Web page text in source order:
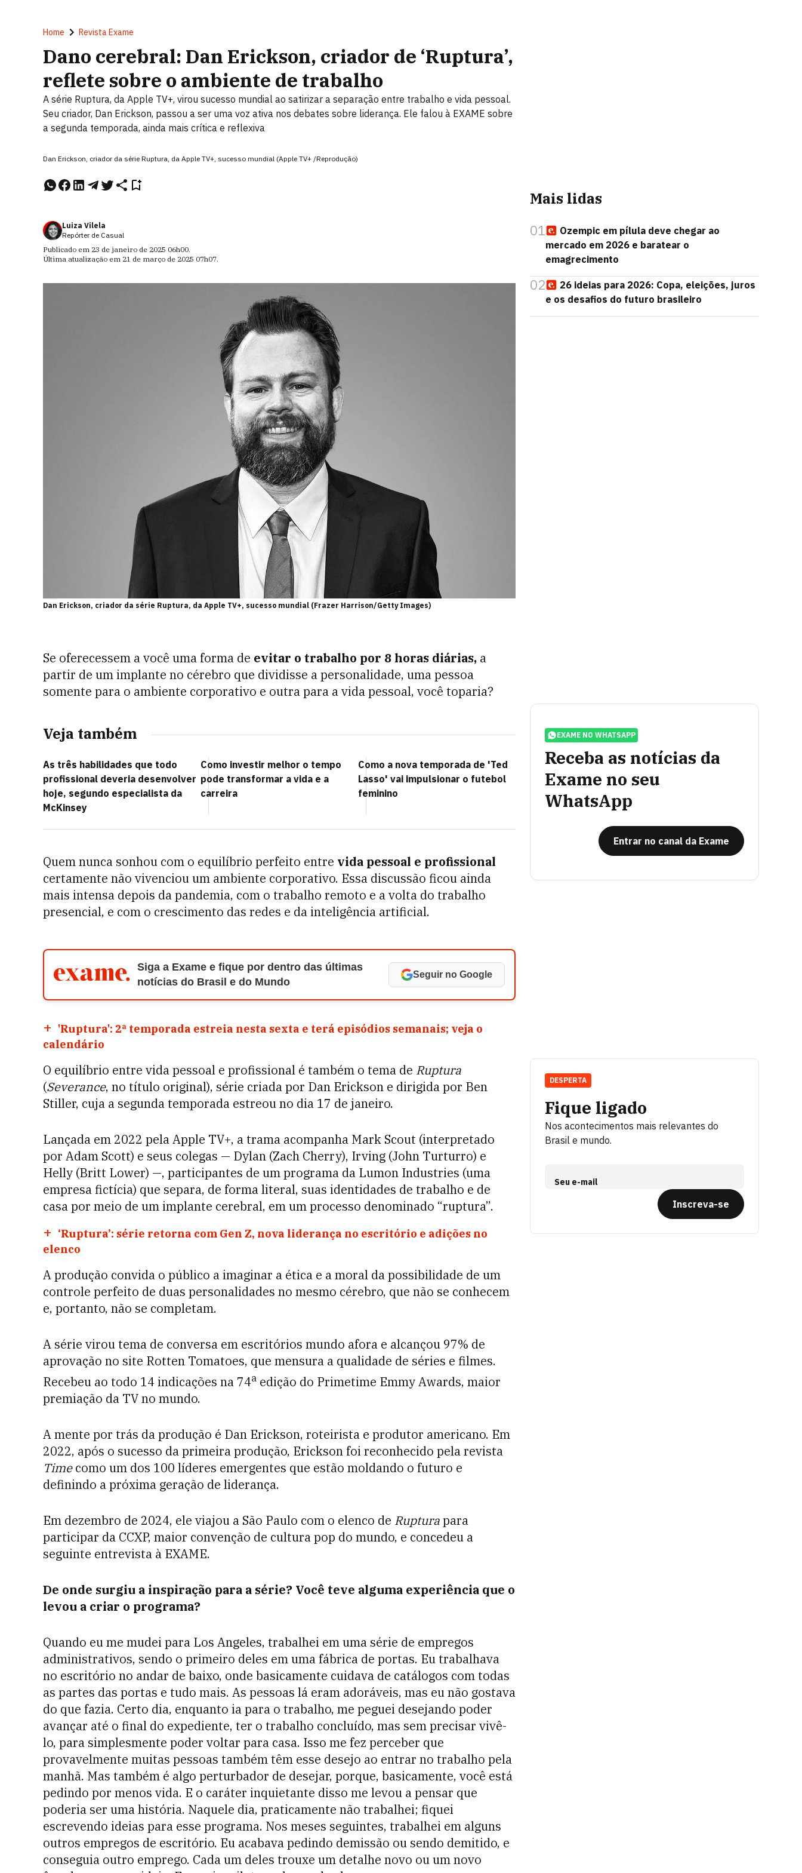
Home Revista Exame
Dano cerebral: Dan Erickson, criador de ‘Ruptura’,
reflete sobre o ambiente de trabalho
A série Ruptura, da Apple TV+, virou sucesso mundial ao satirizar a separação entre trabalho e vida pessoal.
Seu criador, Dan Erickson, passou a ser uma voz ativa nos debates sobre liderança. Ele falou à EXAME sobre
a segunda temporada, ainda mais crítica e reflexiva
Dan Erickson, criador da série Ruptura, da Apple TV+, sucesso mundial (Apple TV+ /Reprodução)
Luiza Vilela
Repórter de Casual
Publicado em 23 de janeiro de 2025 06h00.
Última atualização em 21 de março de 2025 07h07.
Dan Erickson, criador da série Ruptura, da Apple TV+, sucesso mundial (Frazer Harrison/Getty Images)
Se oferecessem a você uma forma de evitar o trabalho por 8 horas diárias, a
partir de um implante no cérebro que dividisse a personalidade, uma pessoa
somente para o ambiente corporativo e outra para a vida pessoal, você toparia?
Veja também
As três habilidades que todo
profissional deveria desenvolver
hoje, segundo especialista da
McKinsey
Como investir melhor o tempo
pode transformar a vida e a
carreira
Como a nova temporada de 'Ted
Lasso' vai impulsionar o futebol
feminino
Quem nunca sonhou com o equilíbrio perfeito entre vida pessoal e profissional
certamente não vivenciou um ambiente corporativo. Essa discussão ficou ainda
mais intensa depois da pandemia, com o trabalho remoto e a volta do trabalho
presencial, e com o crescimento das redes e da inteligência artificial.
Siga a Exame e fique por dentro das últimas
notícias do Brasil e do Mundo
Seguir no Google
'Ruptura': 2ª temporada estreia nesta sexta e terá episódios semanais; veja o
calendário
O equilíbrio entre vida pessoal e profissional é também o tema de Ruptura
(Severance, no título original), série criada por Dan Erickson e dirigida por Ben
Stiller, cuja a segunda temporada estreou no dia 17 de janeiro.
Lançada em 2022 pela Apple TV+, a trama acompanha Mark Scout (interpretado
por Adam Scott) e seus colegas — Dylan (Zach Cherry), Irving (John Turturro) e
Helly (Britt Lower) —, participantes de um programa da Lumon Industries (uma
empresa fictícia) que separa, de forma literal, suas identidades de trabalho e de
casa por meio de um implante cerebral, em um processo denominado “ruptura”.
‘Ruptura’: série retorna com Gen Z, nova liderança no escritório e adições no
elenco
A produção convida o público a imaginar a ética e a moral da possibilidade de um
controle perfeito de duas personalidades no mesmo cérebro, que não se conhecem
e, portanto, não se completam.
A série virou tema de conversa em escritórios mundo afora e alcançou 97% de
aprovação no site Rotten Tomatoes, que mensura a qualidade de séries e filmes.
Recebeu ao todo 14 indicações na 74a edição do Primetime Emmy Awards, maior
premiação da TV no mundo.
A mente por trás da produção é Dan Erickson, roteirista e produtor americano. Em
2022, após o sucesso da primeira produção, Erickson foi reconhecido pela revista
Timecomo um dos 100 líderes emergentes que estão moldando o futuro e
definindo a próxima geração de liderança.
Em dezembro de 2024, ele viajou a São Paulo com o elenco de Rupturapara
participar da CCXP, maior convenção de cultura pop do mundo, e concedeu a
seguinte entrevista à EXAME.
De onde surgiu a inspiração para a série? Você teve alguma experiência que o
levou a criar o programa?
Quando eu me mudei para Los Angeles, trabalhei em uma série de empregos
administrativos, sendo o primeiro deles em uma fábrica de portas. Eu trabalhava
no escritório no andar de baixo, onde basicamente cuidava de catálogos com todas
as partes das portas e tudo mais. As pessoas lá eram adoráveis, mas eu não gostava
do que fazia. Certo dia, enquanto ia para o trabalho, me peguei desejando poder
avançar até o final do expediente, ter o trabalho concluído, mas sem precisar vivê-
lo, para simplesmente poder voltar para casa. Isso me fez perceber que
provavelmente muitas pessoas também têm esse desejo ao entrar no trabalho pela
manhã. Mas também é algo perturbador de desejar, porque, basicamente, você está
pedindo por menos vida. E o caráter inquietante disso me levou a pensar que
poderia ser uma história. Naquele dia, praticamente não trabalhei; fiquei
escrevendo ideias para esse programa. Nos meses seguintes, trabalhei em alguns
outros empregos de escritório. Eu acabava pedindo demissão ou sendo demitido, e
conseguia outro emprego. Cada um deles trouxe um detalhe novo ou um novo
Mais lidas
01
Ozempic em pílula deve chegar ao
mercado em 2026 e baratear o
emagrecimento
02
26 ideias para 2026: Copa, eleições, juros
e os desafios do futuro brasileiro
EXAME NO WHATSAPP
Receba as notícias da
Exame no seu
WhatsApp
Entrar no canal da Exame
Fique ligado
Nos acontecimentos mais relevantes do
Brasil e mundo.
Seu e-mail
Inscreva-se
DESPERTA